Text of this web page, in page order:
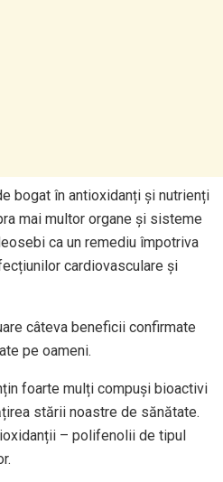
bogat în antioxidanți și nutrienți
mai multor organe și sisteme
ca un remediu împotriva
cardiovasculare și
câteva beneficii confirmate
pe oameni.
foarte mulți compuși bioactivi
stării noastre de sănătate.
– polifenolii de tipul